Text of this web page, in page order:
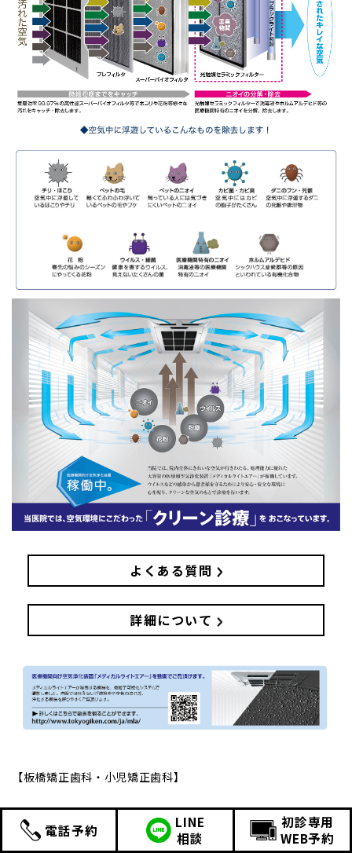
よくある質問
詳細について
【板橋矯正歯科・小児矯正歯科】
日付： カテゴリ：お知らせ
電話予約
LINE
相談
初診専用
WEB予約